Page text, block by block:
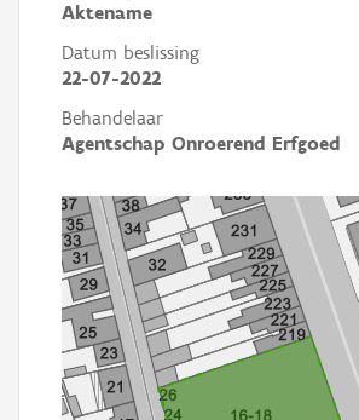
Aktename
Datum beslissing
22-07-2022
Behandelaar
Agentschap Onroerend Erfgoed